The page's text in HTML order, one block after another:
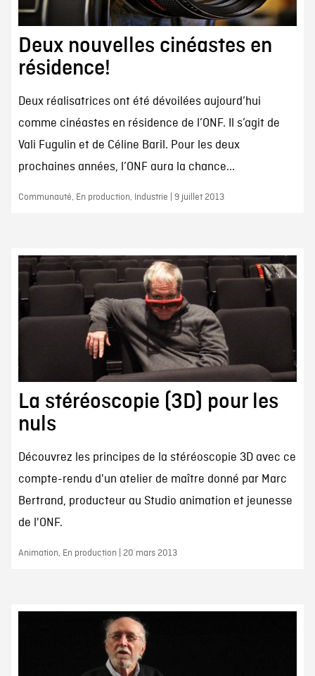
Deux nouvelles cinéastes en
résidence!
Deux réalisatrices ont été dévoilées aujourd’hui
comme cinéastes en résidence de l’ONF. Il s’agit de
Vali Fugulin et de Céline Baril. Pour les deux
prochaines années, l’ONF aura la chance...
Communauté, En production, Industrie | 9 juillet 2013
La stéréoscopie (3D) pour les
nuls
Découvrez les principes de la stéréoscopie 3D avec ce
compte-rendu d'un atelier de maître donné par Marc
Bertrand, producteur au Studio animation et jeunesse
de l'ONF.
Animation, En production | 20 mars 2013